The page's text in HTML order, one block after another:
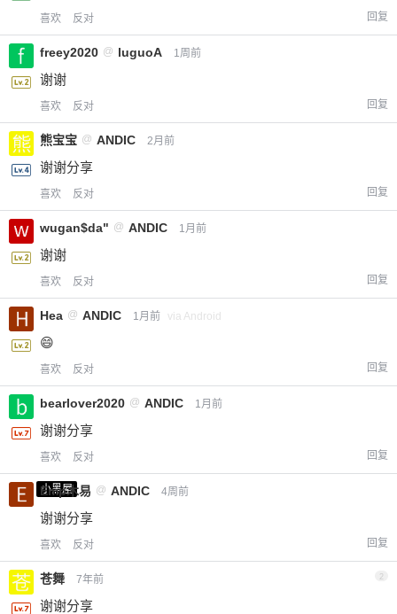
喜欢 反对 回复
freey2020 @ luguoA 1周前
谢谢
喜欢 反对 回复
熊宝宝 @ ANDIC 2月前
谢谢分享
喜欢 反对 回复
wugan$da" @ ANDIC 1月前
谢谢
喜欢 反对 回复
Hea @ ANDIC 1月前 via Android
😄
喜欢 反对 回复
bearlover2020 @ ANDIC 1月前
谢谢分享
喜欢 反对 回复
小黑屋
Emp木易 @ ANDIC 4周前
谢谢分享
喜欢 反对 回复
苍舞 7年前 2
谢谢分享